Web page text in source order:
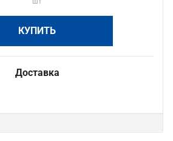
КУПИТЬ
Доставка